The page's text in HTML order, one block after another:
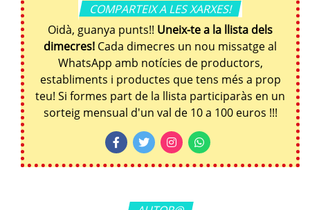
COMPARTEIX A LES XARXES!
Oidà, guanya punts!! Uneix-te a la llista dels
dimecres! Cada dimecres un nou missatge al
WhatsApp amb notícies de productors,
establiments i productes que tens més a prop
teu! Si formes part de la llista participaràs en un
sorteig mensual d'un val de 10 a 100 euros !!!